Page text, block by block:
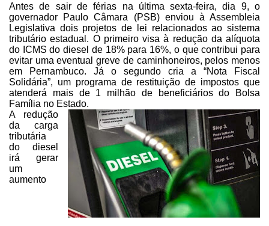
Antes de sair de férias na última sexta-feira, dia 9, o
governador
Paulo Câmara (PSB) enviou à Assembleia
Legislativa dois projetos de lei relacionados ao sistema
tributário estadual. Oprimeiro visa à redução da alíquota
do ICMS do diesel de 18% para 16%, o que contribui para
evitar uma eventual greve de caminhoneiros, pelos menos
em Pernambuco. Já o segundo cria a “Nota Fiscal
Solidária”, um programa de restituição de impostos que
atenderá mais de 1 milhão de beneficiários do Bolsa
Família no Estado.
A redução
da carga
tributária
do diesel
irá gerar
um
aumento